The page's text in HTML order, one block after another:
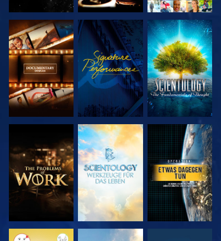
SERIE
ENTDECKEN
ANSEHEN
SERIE
ENTDECKEN
SERIE
ENTDECKEN
SERIE
ENTDECKEN
ANSEHEN